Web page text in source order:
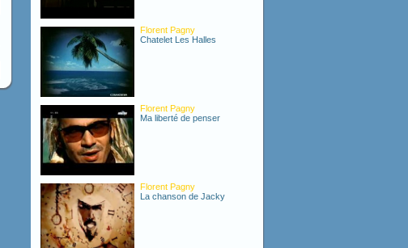
Florent Pagny
Chatelet Les Halles
Florent Pagny
Ma liberté de penser
Florent Pagny
La chanson de Jacky